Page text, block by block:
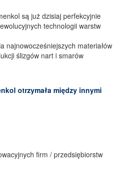
są już dzisiaj perfekcyjnie
technologii warstw
najnowocześniejszych materiałów
ślizgów nart i smarów
otrzymała między innymi
firm / przedsiębiorstw